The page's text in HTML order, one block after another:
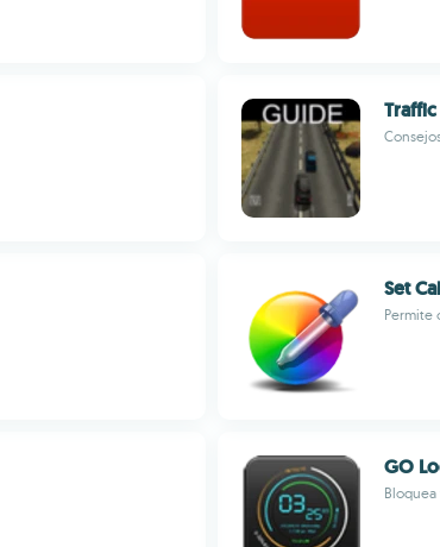
Set
Permite
GO